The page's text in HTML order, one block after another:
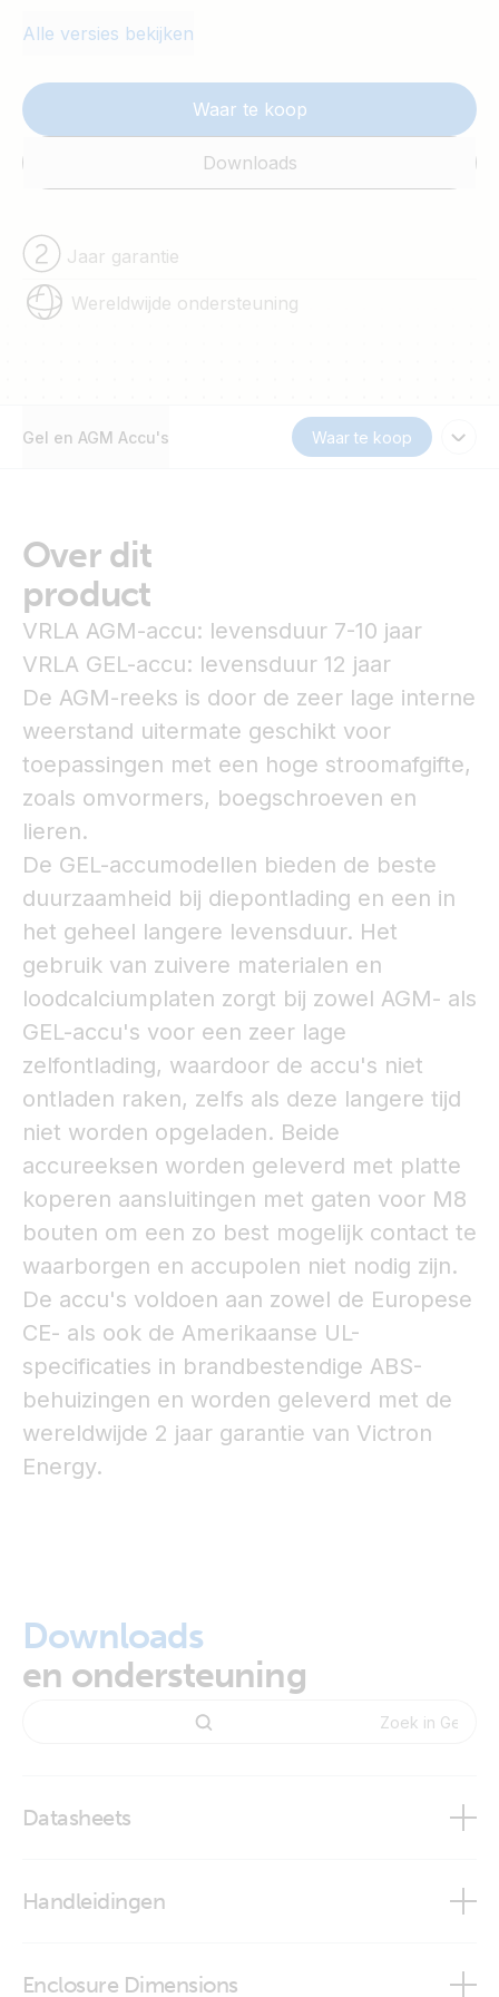
Energy.
Alle versies bekijken
Waar te koop
Downloads
Jaar garantie
Wereldwijde ondersteuning
Gel en AGM Accu's Waar te koop
Over dit
product
VRLA AGM-accu: levensduur 7-10 jaar
VRLA GEL-accu: levensduur 12 jaar
De AGM-reeks is door de zeer lage interne
weerstand uitermate geschikt voor
toepassingen met een hoge stroomafgifte,
zoals omvormers, boegschroeven en
lieren.
De GEL-accumodellen bieden de beste
duurzaamheid bij diepontlading en een in
het geheel langere levensduur. Het
gebruik van zuivere materialen en
loodcalciumplaten zorgt bij zowel AGM- als
GEL-accu's voor een zeer lage
zelfontlading, waardoor de accu's niet
ontladen raken, zelfs als deze langere tijd
niet worden opgeladen. Beide
accureeksen worden geleverd met platte
koperen aansluitingen met gaten voor M8
bouten om een zo best mogelijk contact te
waarborgen en accupolen niet nodig zijn.
De accu's voldoen aan zowel de Europese
CE- als ook de Amerikaanse UL-
specificaties in brandbestendige ABS-
behuizingen en worden geleverd met de
wereldwijde 2 jaar garantie van Victron
Energy.
Downloads
en ondersteuning
Datasheets
GEL and AGM Batteries
Handleidingen
Enclosure Dimensions